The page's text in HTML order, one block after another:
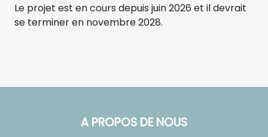
Le projet est en cours depuis juin 2026 et il devrait
se terminer en novembre 2028.
A PROPOS DE NOUS